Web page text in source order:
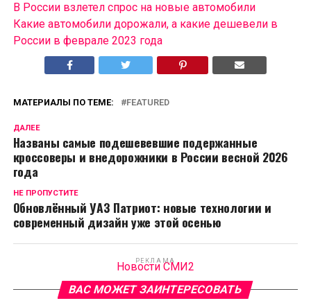
В России взлетел спрос на новые автомобили
Какие автомобили дорожали, а какие дешевели в
России в феврале 2023 года
МАТЕРИАЛЫ ПО ТЕМЕ: FEATURED
ДАЛЕЕ
Названы самые подешевевшие подержанные
кроссоверы и внедорожники в России весной 2026
года
НЕ ПРОПУСТИТЕ
Обновлённый УАЗ Патриот: новые технологии и
современный дизайн уже этой осенью
РЕКЛАМА
Новости СМИ2
ВАС МОЖЕТ ЗАИНТЕРЕСОВАТЬ